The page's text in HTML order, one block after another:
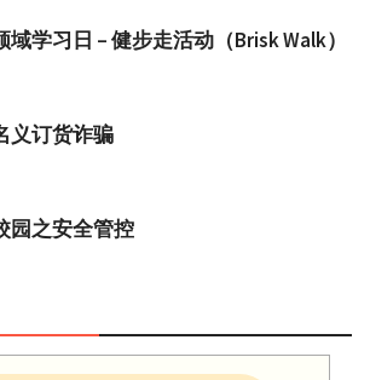
学习日 – 健步走活动（Brisk Walk）
义订货诈骗
园之安全管控